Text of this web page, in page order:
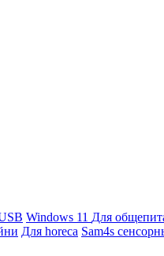
Windows 11 Для
Для horeca Sam4s